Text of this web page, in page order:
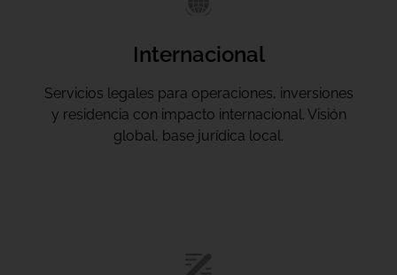
Internacional
Servicios legales para operaciones, inversiones
y residencia con impacto internacional. Visión
global, base jurídica local.